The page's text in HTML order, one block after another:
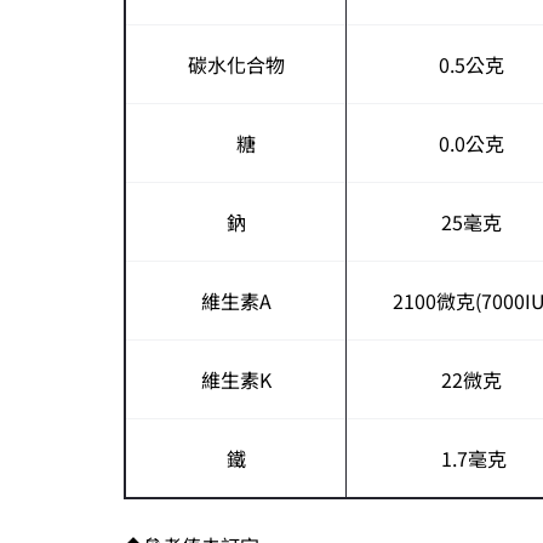
碳水化合物 0.5公克
糖 0.0公克
鈉 25毫克
維生素A 2100微克
維生素K 22微克
鐵 1.7毫克